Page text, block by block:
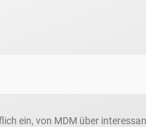
ein, von MDM über